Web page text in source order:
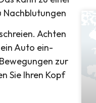
Nachblutungen
Achten
Auto ein-
zur
Sie Ihren Kopf